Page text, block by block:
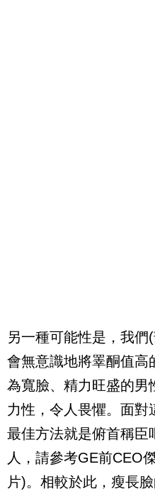
另一種可能性是，我們(
會無意識地將睪酮值高
為寬臉、精力旺盛的男
力性，令人畏懼。面對
最佳方法就是俯首稱臣
人，請參考GE前CEO
片)。相較於此，瘦長